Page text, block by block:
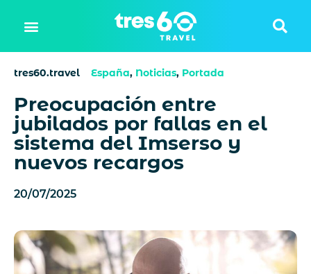
tres60.travel España, Noticias, Portada
Preocupación entre
jubilados por fallas en el
sistema del Imserso y
nuevos recargos
20/07/2025